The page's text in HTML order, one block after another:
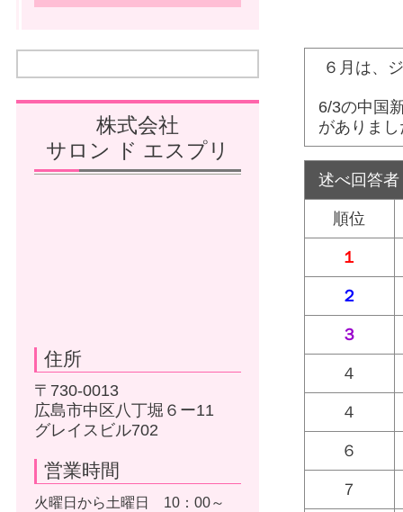
６月は、
6/3の中国
がありま
述べ回答
順位
１
２
３
４
４
６
７
株式会社
サロン ド エスプリ
住所
〒730-0013
広島市中区八丁堀６ー11
グレイスビル702
営業時間
火曜日から土曜日 10：00～